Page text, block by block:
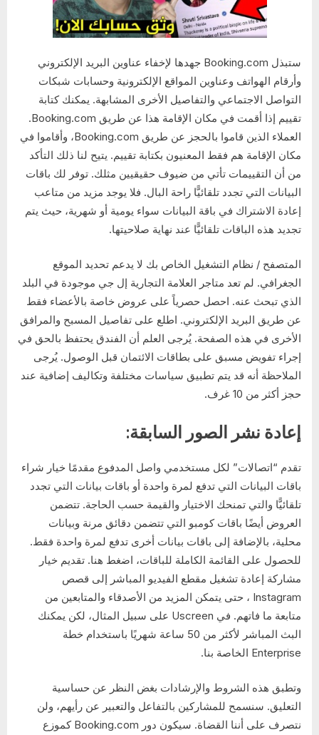
ستبذل Booking.com جهدها لإخفاء عناوين البريد الإلكتروني
وأرقام الهواتف وعناوين المواقع الإلكترونية وحسابات شبكات
التواصل الاجتماعي والتفاصيل الأخرى المشابهة. يمكنك كتابة
تقييم إذا أقمت في مكان الإقامة هذا عن طريق Booking.com.
العملاء الذين قاموا بالحجز عن طريق Booking.com، وأقاموا في
مكان الإقامة هم فقط المعنيون بكتابة تقييم. يتيح لنا ذلك التأكد
من أن التقييمات تأتي من ضيوف حقيقيين مثلك. توفر لك باقات
البيانات التي تجدد تلقائيًّا راحة البال. فلا يوجد مزيد من متاعب
إعادة الاشتراك في باقة البيانات سواء يومية أو شهرية، حيث يتم
تجديد هذه الباقات تلقائيًّا عند نهاية صلاحيتها.
المتصفح / نظام التشغيل الخاص بك لا يدعم تحديد الموقع
الجغرافي. لم تعد متاجر العلامة التجارية إل جي موجودة في البلد
الذي تبحث عنه. احصل حصرياً على عروض خاصة بالأعضاء فقط
عن طريق البريد الإلكتروني. اطلع على تفاصيل المسبح والمرافق
الأخرى في هذه الصفحة. يُرجى العلم أن الفندق يحتفظ بالحق في
إجراء تفويض مسبق على بطاقات الائتمان قبل الوصول. يُرجى
الملاحظة أنه قد يتم تطبيق سياسات مختلفة وتكاليف إضافية عند
حجز أكثر من 10 غرف.
إعادة نشر الصور السابقة:
تقدم “اتصالات” لكل مستخدمي واصل المدفوع مقدمًا خيار شراء
باقات البيانات التي تدفع لمرة واحدة أو باقات بيانات التي تجدد
تلقائيًّا والتي تمنحك الاختيار والقيمة حسب الحاجة. تتضمن
العروض أيضًا باقات كومبو التي تتضمن دقائق مرنة وبيانات
محلية، بالإضافة إلى باقات بيانات أخرى تدفع لمرة واحدة فقط.
للحصول على القائمة الكاملة للباقات، اضغط هنا. تقديم خيار
مشاركة إعادة تشغيل مقطع الفيديو المباشر إلى قصص
Instagram ، حتى يتمكن المزيد من الأصدقاء والمتابعين من
متابعة ما فاتهم. في Uscreen على سبيل المثال، لكن يمكنك
البث المباشر لأكثر من 50 ساعة شهريًا باستخدام خطة
Enterprise الخاصة بنا.
وتطبق هذه الشروط والإرشادات بغض النظر عن حساسية
التعليق. سنسمح للمشاركين بالتفاعل والتعبير عن رأيهم، ولن
نتصرف على أننا القضاة. سيكون دور Booking.com كموزع